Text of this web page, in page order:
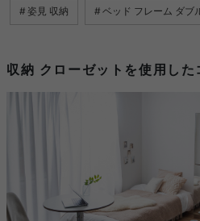
姿見 収納 ベッド フレーム ダブ
収納 クローゼットを使用し